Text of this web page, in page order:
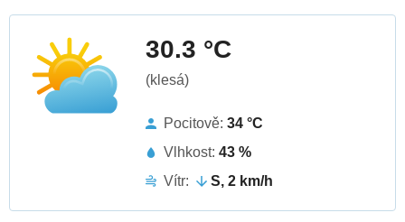
30.3 °C
(klesá)
Pocitově: 34 °C
Vlhkost: 43 %
Vítr:
S, 2 km/h